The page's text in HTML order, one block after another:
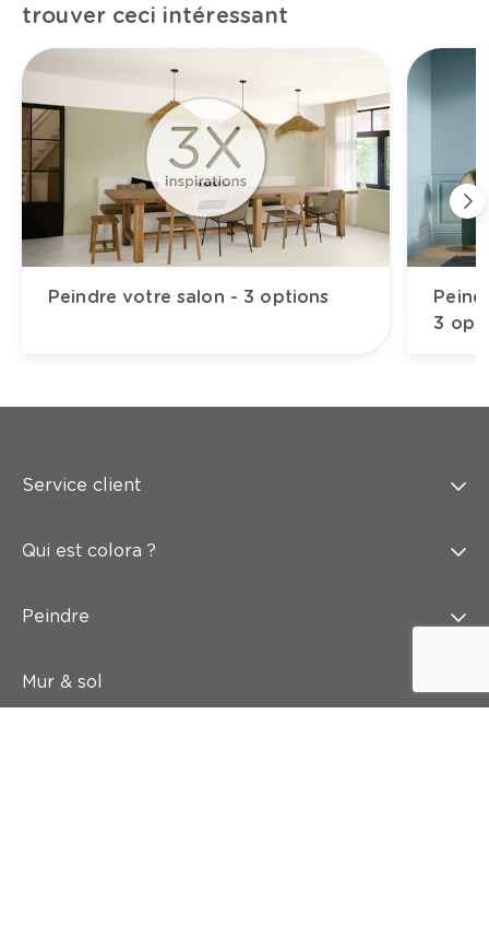
trouver ceci intéressant
Peindre votre salon - 3 options
3
Service client
Qui est colora ?
Peindre
Mur & sol